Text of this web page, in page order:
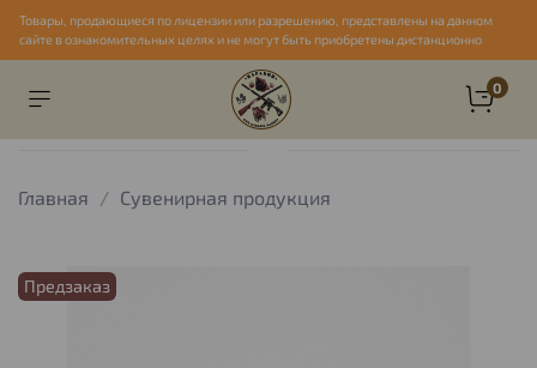
Товары, продающиеся по лицензии или разрешению, представлены на данном
сайте в ознакомительных целях и не могут быть приобретены дистанционно
0
Главная Сувенирная продукция
Предзаказ